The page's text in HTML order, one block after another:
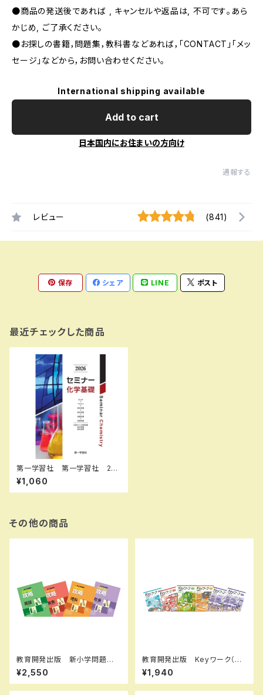
●商品の発送後であれば , キャンセルや返品は, 不可です｡あら
かじめ, ご了承ください｡
●お探しの書籍，問題集，教科書などあれば，「CONTACT」「メッ
セージ」などから，お問い合わせください。
International shipping available
Add to cart
日本国内にお住まいの方向け
通報する
レビュー (841)
保存 シェア LINE ポスト
最近チェックした商品
第一学習社 第一学習社 202
6 セミナー化学基礎 新品
問題集本体のみ 別冊解答な
し ISBN：9784804047713
¥1,060
その他の商品
教育開発出版 新小学問題
集 中学入試の攻略 2026年
度版 各科目（選択ください）
問題集本体と別冊解答つき 新
¥2,550
教育開発出版 Keyワーク（キ
ーワーク）＋ Keyテスト（キーテ
スト）2冊セット 地理 I,II 歴史
I,II（ご選択ください） 2026年
¥1,940